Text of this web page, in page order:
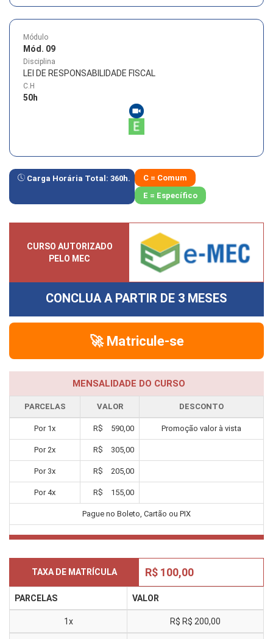
Módulo
Mód. 09
Disciplina
LEI DE RESPONSABILIDADE FISCAL
C.H
50h
Carga Horária Total: 360h.
C = Comum
E = Específico
CURSO AUTORIZADO
PELO MEC
CONCLUA A PARTIR DE 3 MESES
🚀 Matricule-se
MENSALIDADE DO CURSO
PARCELAS VALOR DESCONTO
Por 1x R$ 590,00 Promoção valor à vista
Por2x R$ 305,00
Por 3x R$ 205,00
Por4x R$ 155,00
Pague no Boleto, Cartão ou PIX
TAXA DE MATRÍCULA R$ 100,00
PARCELAS VALOR
1x R$ R$ 200,00